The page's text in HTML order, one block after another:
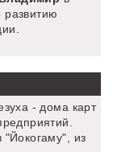
развитию
- дома карт
"Йокогаму", из